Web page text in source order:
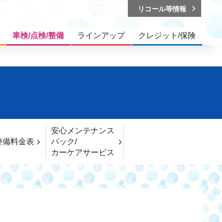
車検/点検/整備 ラインアップ クレジット/保険
リコール等情報
備料金表
安心メンテナンス
パック/
カーケアサービス